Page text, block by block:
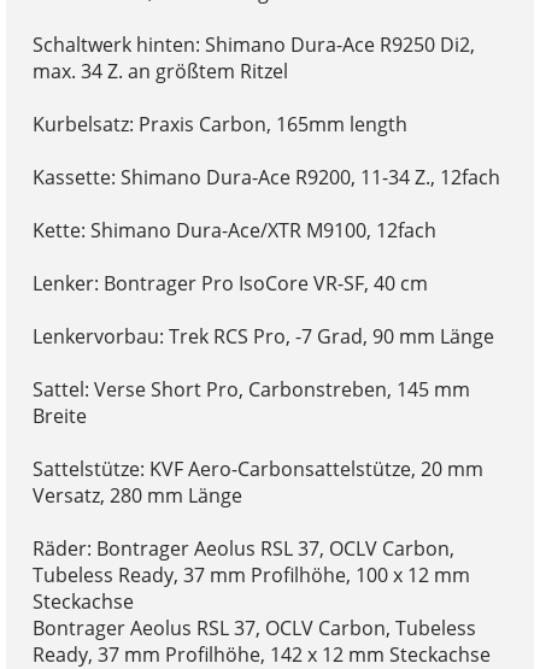
Schaltwerk hinten: Shimano Dura-Ace R9250 Di2,
max. 34 Z. an größtem Ritzel
Kurbelsatz: Praxis Carbon, 165mm length
Kassette: Shimano Dura-Ace R9200, 11-34 Z., 12fach
Kette: Shimano Dura-Ace/XTR M9100, 12fach
Lenker: Bontrager Pro IsoCore VR-SF, 40 cm
Lenkervorbau: Trek RCS Pro, -7 Grad, 90 mm Länge
Sattel: Verse Short Pro, Carbonstreben, 145 mm
Breite
Sattelstütze: KVF Aero-Carbonsattelstütze, 20 mm
Versatz, 280 mm Länge
Räder: Bontrager Aeolus RSL 37, OCLV Carbon,
Tubeless Ready, 37 mm Profilhöhe, 100 x 12 mm
Steckachse
Bontrager Aeolus RSL 37, OCLV Carbon, Tubeless
Ready, 37 mm Profilhöhe, 142 x 12 mm Steckachse